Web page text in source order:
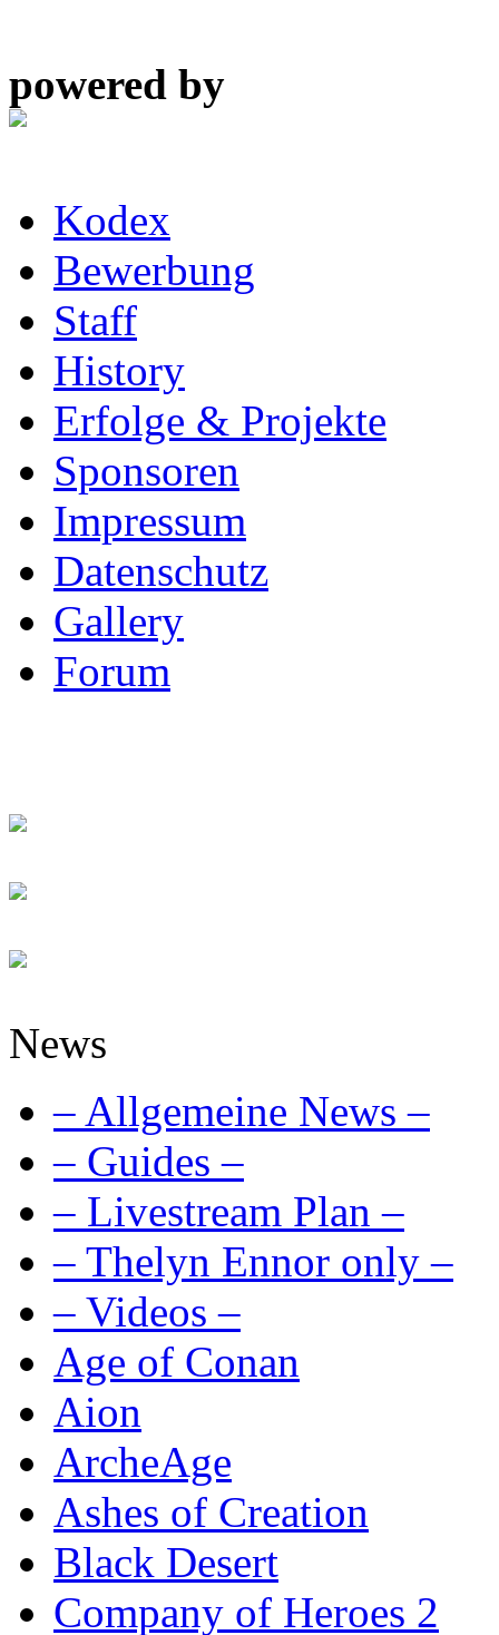
powered by
Kodex
Bewerbung
Staff
History
Erfolge & Projekte
Sponsoren
Impressum
Datenschutz
Gallery
Forum
News
– Allgemeine News –
– Guides –
– Livestream Plan –
– Thelyn Ennor only –
– Videos –
Age of Conan
Aion
ArcheAge
Ashes of Creation
Black Desert
Company of Heroes 2